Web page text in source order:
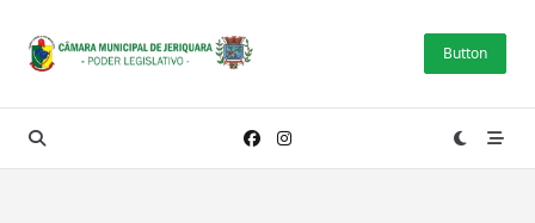
content
Button